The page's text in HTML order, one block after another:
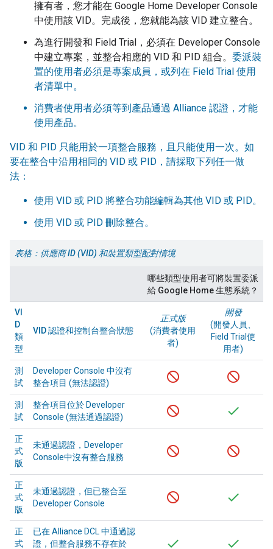
擁有者，您才能在 Google Home Developer Console
中使用該 VID。完成後，您就能為該 VID 建立整合。
為進行開發和 Field Trial ，必須在 Developer Console
中建立專案，並整合相應的 VID 和 PID 組合。 委派裝
置的使用者必須是專案成員，或列在 Field Trial 使用
者清單中。
消費者使用者必須等到產品通過 Alliance 認證，才能
使用產品。
VID 和 PID 只能用於一項整合服務，且只能使用一次。如
要在整合中沿用相同的 VID 或 PID，請採取下列任一做
法：
使用 VID 或 PID 將整合功能編輯為其他 VID 或 PID。
使用 VID 或 PID 刪除整合。
表格：供應商 ID (VID) 和裝置類型配對情境
哪些類型使用者可將裝置委派
給 Google Home 生態系統？
VI
D
類
型
VID 認證和控制台整合狀態
正式版
(消費者使用
者)
開發
(開發人員、
Field Trial 使
用者)
測
試
Developer Console 中沒有
整合項目 (無法認證)
測
試
整合項目位於 Developer
Console (無法通過認證)
正
式
版
未通過認證， Developer
Console中沒有整合服務
正
式
版
未通過認證，但已整合至
Developer Console
正
式
已在Alliance DCL 中通過認
證，但整合服務不存在於